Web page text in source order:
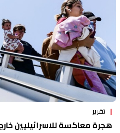
تقرير
هجرة معاكسة للاسرائيليين